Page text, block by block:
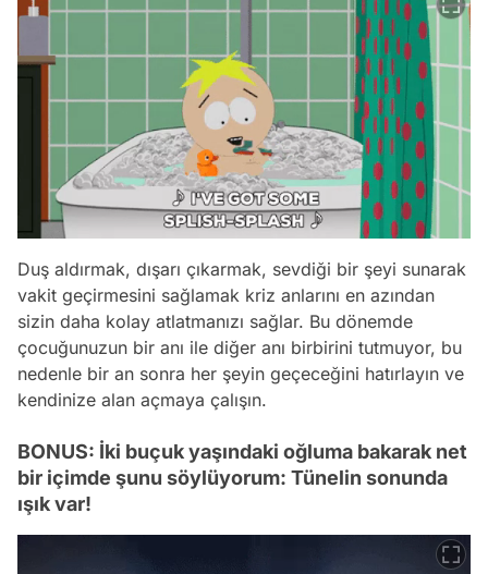
Duş aldırmak, dışarı çıkarmak, sevdiği bir şeyi sunarak
vakit geçirmesini sağlamak kriz anlarını en azından
sizin daha kolay atlatmanızı sağlar. Bu dönemde
çocuğunuzun bir anı ile diğer anı birbirini tutmuyor, bu
nedenle bir an sonra her şeyin geçeceğini hatırlayın ve
kendinize alan açmaya çalışın.
BONUS: İki buçuk yaşındaki oğluma bakarak net
bir içimde şunu söylüyorum: Tünelin sonunda
ışık var!